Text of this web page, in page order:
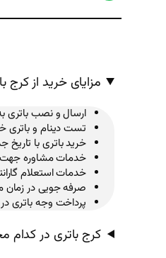
مزایای خرید از کرج
ارسال و نصب باتری
تست دینام و باتری
خرید باتری با تاریخ
خدمات مشاوره جهت
خدمات استعلام
صرفه جویی در
پرداخت وجه باتری
کرج باتری در